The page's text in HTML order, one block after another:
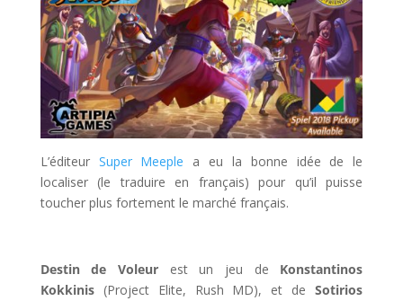
L’éditeur Super Meeple a eu la bonne idée de le
localiser (le traduire en français) pour qu’il puisse
toucher plus fortement le marché français.
Destin de Voleur est un jeu de Konstantinos
Kokkinis(Project Elite, Rush MD), et deSotirios